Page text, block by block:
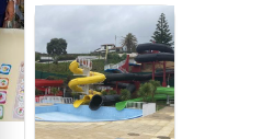
de
alimentos
entre
2021 e
2025 nos